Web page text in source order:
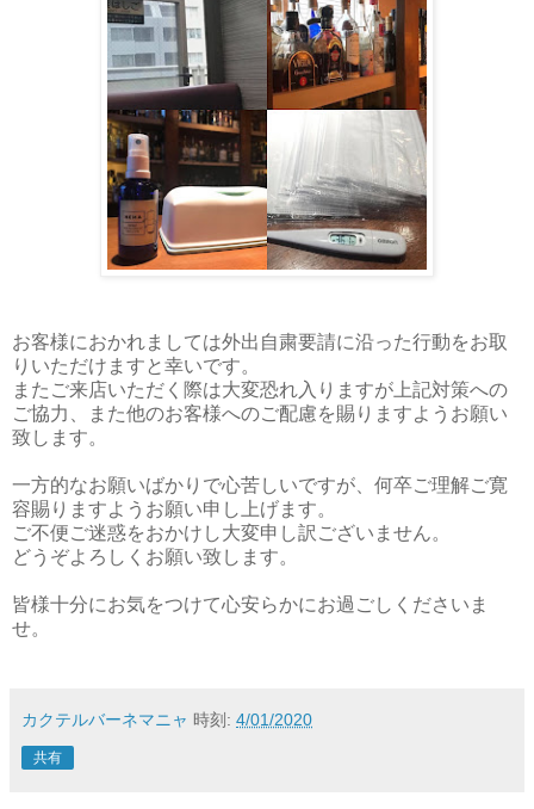
お客様におかれましては外出自粛要請に沿った行動をお取
りいただけますと幸いです。
またご来店いただく際は大変恐れ入りますが上記対策への
ご協力、また他のお客様へのご配慮を賜りますようお願い
致します。
一方的なお願いばかりで心苦しいですが、何卒ご理解ご寛
容賜りますようお願い申し上げます。
ご不便ご迷惑をおかけし大変申し訳ございません。
どうぞよろしくお願い致します。
皆様十分にお気をつけて心安らかにお過ごしくださいま
せ。
カクテルバーネマニャ 時刻: 4/01/2020
共有